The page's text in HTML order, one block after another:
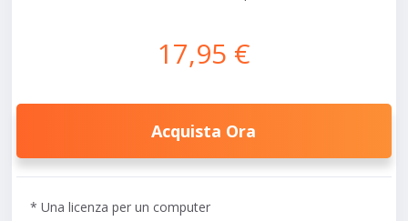
17,95 €
Acquista Ora
* Una licenza per un computer